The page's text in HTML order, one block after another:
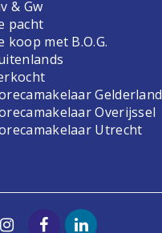
& Gw
pacht
koop met B.O.G.
Gelderland
Overijssel
Utrecht